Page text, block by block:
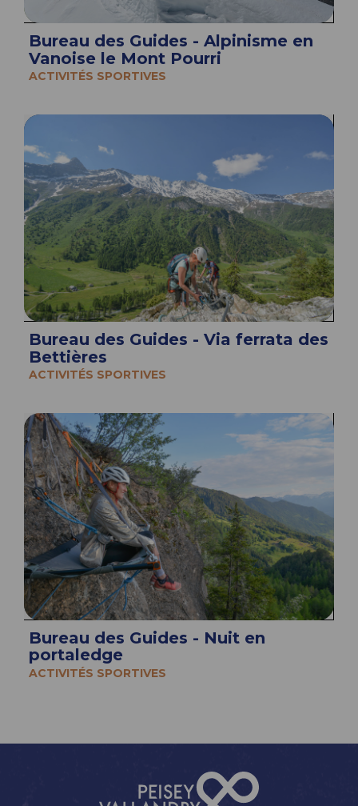
Bureau des Guides - Alpinisme en
Vanoise le Mont Pourri
ACTIVITÉS SPORTIVES
Bureau des Guides - Via ferrata des
Bettières
ACTIVITÉS SPORTIVES
Bureau des Guides - Nuit en
portaledge
ACTIVITÉS SPORTIVES